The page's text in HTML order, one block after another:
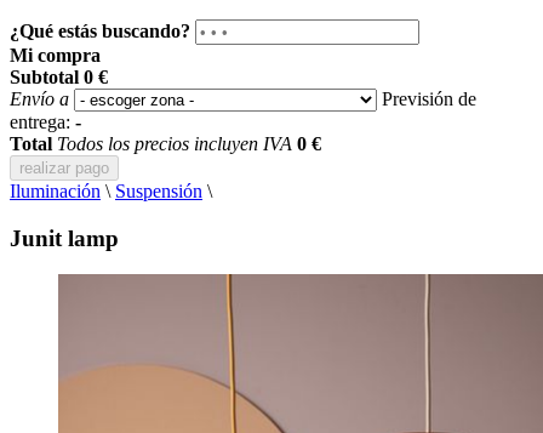
¿Qué estás buscando?
Mi compra
Subtotal 0 €
Envío a
Previsión de
entrega: -
Total Todos los precios incluyen IVA 0 €
realizar pago
Iluminación \ Suspensión \
Junit lamp